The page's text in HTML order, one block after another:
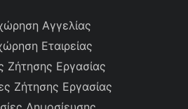
Αγγελίας
Εταιρείας
Ζήτησης Εργασίας
Ζήτησης Εργασίας